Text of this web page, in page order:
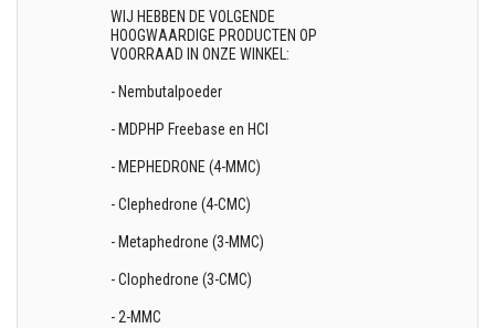
WIJ HEBBEN DE VOLGENDE
HOOGWAARDIGE PRODUCTEN OP
VOORRAAD IN ONZE WINKEL:
- Nembutalpoeder
- MDPHP Freebase en HCl
- MEPHEDRONE (4-MMC)
- Clephedrone (4-CMC)
- Metaphedrone (3-MMC)
- Clophedrone (3-CMC)
- 2-MMC